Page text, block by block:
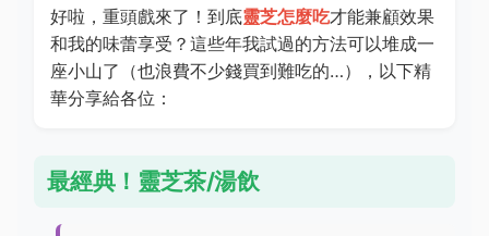
好啦，重頭戲來了！到底靈芝怎麼吃才能兼顧效果
和我的味蕾享受？這些年我試過的方法可以堆成一
座小山了（也浪費不少錢買到難吃的…），以下精
華分享給各位：
最經典！靈芝茶/湯飲